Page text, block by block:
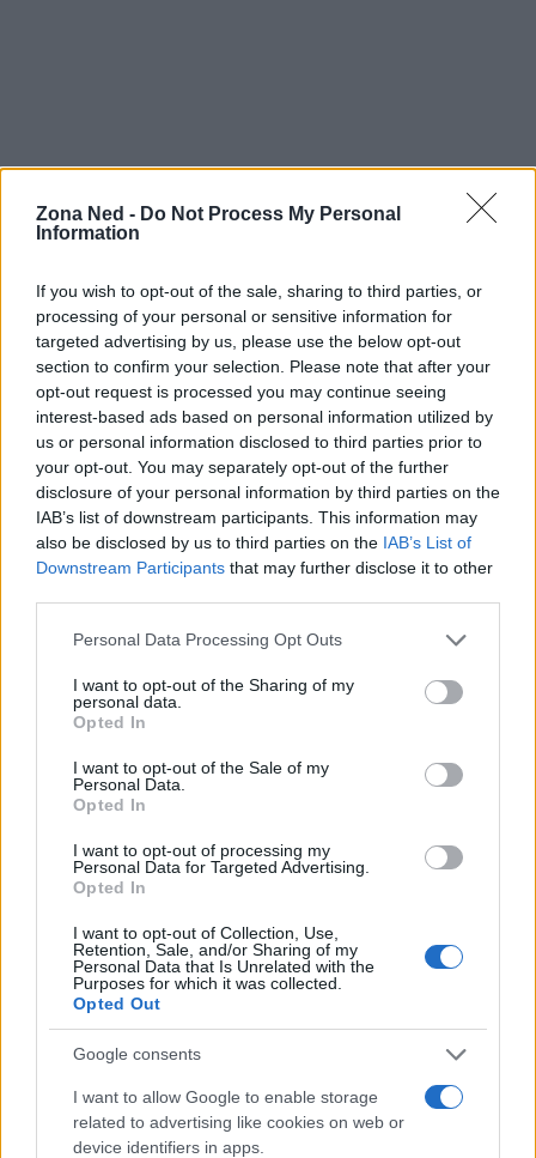
Zona Ned - Do Not Process My Personal
Information
If you wish to opt-out of the sale, sharing to third parties, or
processing of your personal or sensitive information for
targeted advertising by us, please use the below opt-out
section to confirm your selection. Please note that after your
opt-out request is processed you may continue seeing
interest-based ads based on personal information utilized by
us or personal information disclosed to third parties prior to
your opt-out. You may separately opt-out of the further
disclosure of your personal information by third parties on the
IAB’s list of downstream participants. This information may
also be disclosed by us to third parties on the IAB’s List of
Downstream Participants that may further disclose it to other
Please note that this website/app uses one or more Google
not limited to your visit or usage behaviour. You may click to
grant or deny consent to Google and its third-party tags to
use your data for below specified purposes in below Google
consent section.
Personal Data Processing Opt Outs
I want to opt-out of the Sharing of my
personal data.
Opted In
I want to opt-out of the Sale of my
Personal Data.
Opted In
I want to opt-out of processing my
Personal Data for Targeted Advertising.
Opted In
I want to opt-out of Collection, Use,
Retention, Sale, and/or Sharing of my
Personal Data that Is Unrelated with the
Purposes for which it was collected.
Opted Out
Google consents
I want to allow Google to enable storage
related to advertising like cookies on web or
device identifiers in apps.
AUTORE
Staff
Continua a leggere
RECENSIONI TECH